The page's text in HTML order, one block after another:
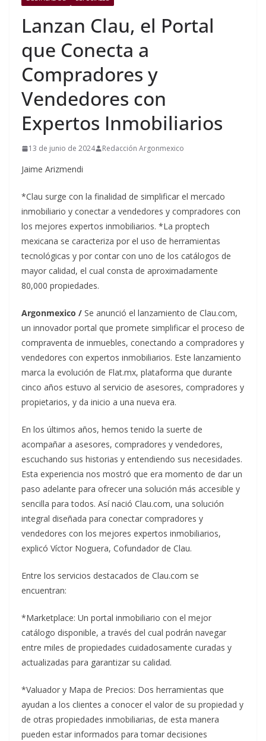
Lanzan Clau, el Portal
que Conecta a
Compradores y
Vendedores con
Expertos Inmobiliarios
13 de junio de 2024 Redacción Argonmexico
Jaime Arizmendi
*Clau surge con la finalidad de simplificar el mercado
inmobiliario y conectar a vendedores y compradores con
los mejores expertos inmobiliarios. *La proptech
mexicana se caracteriza por el uso de herramientas
tecnológicas y por contar con uno de los catálogos de
mayor calidad, el cual consta de aproximadamente
80,000 propiedades.
Argonmexico / Se anunció el lanzamiento de Clau.com,
un innovador portal que promete simplificar el proceso de
compraventa de inmuebles, conectando a compradores y
vendedores con expertos inmobiliarios. Este lanzamiento
marca la evolución de Flat.mx, plataforma que durante
cinco años estuvo al servicio de asesores, compradores y
propietarios, y da inicio a una nueva era.
En los últimos años, hemos tenido la suerte de
acompañar a asesores, compradores y vendedores,
escuchando sus historias y entendiendo sus necesidades.
Esta experiencia nos mostró que era momento de dar un
paso adelante para ofrecer una solución más accesible y
sencilla para todos. Así nació Clau.com, una solución
integral diseñada para conectar compradores y
vendedores con los mejores expertos inmobiliarios,
explicó Víctor Noguera, Cofundador de Clau.
Entre los servicios destacados de Clau.com se
encuentran:
*Marketplace: Un portal inmobiliario con el mejor
catálogo disponible, a través del cual podrán navegar
entre miles de propiedades cuidadosamente curadas y
actualizadas para garantizar su calidad.
*Valuador y Mapa de Precios: Dos herramientas que
ayudan a los clientes a conocer el valor de su propiedad y
de otras propiedades inmobiliarias, de esta manera
pueden estar informados para tomar decisiones